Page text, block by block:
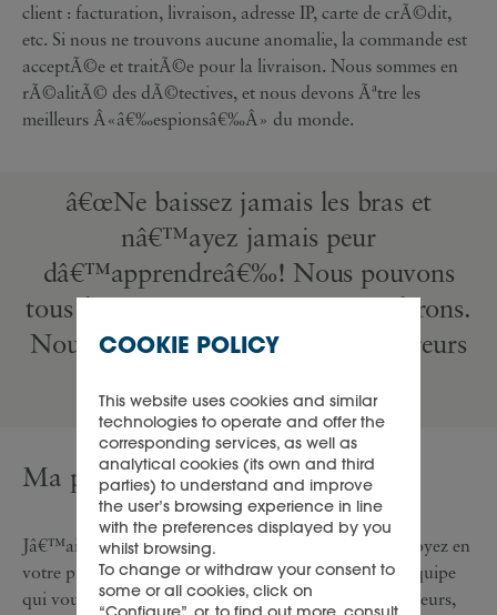
client : facturation, livraison, adresse IP, carte de crÃ©dit,
etc. Si nous ne trouvons aucune anomalie, la commande est
acceptÃ©e et traitÃ©e pour la livraison. Nous sommes en
rÃ©alitÃ© des dÃ©tectives, et nous devons Ãªtre les
meilleurs Â«â€‰espionsâ€‰Â» du monde.
â€œNe baissez jamais les bras et
nâ€™ayez jamais peur
dâ€™apprendreâ€‰! Nous pouvons
tous faire des erreurs, et nous en ferons.
Nous devons reconnaÃ®tre ces erreurs
Ma plus grande leÃ§on
Jâ€™ai appris que si vous travaillez dur, que vous croyez en
votre projet et que vous avez un manager et une Ã©quipe
qui vous soutiennent, les rÃ©sultats suivront. Par ailleurs,
COOKIE POLICY
This website uses cookies and similar
technologies to operate and offer the
corresponding services, as well as
analytical cookies (its own and third
parties) to understand and improve
the user’s browsing experience in line
with the preferences displayed by you
whilst browsing.
To change or withdraw your consent to
some or all cookies, click on